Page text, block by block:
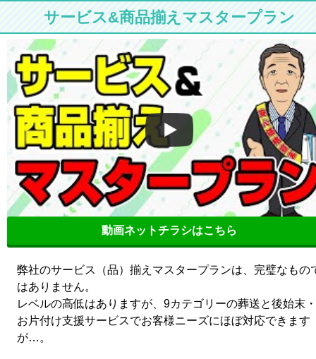
サービス&商品揃えマスタープラン
動画ネットチラシはこちら
弊社のサービス（品）揃えマスタープランは、完璧なもの
はありません。
レベルの高低はありますが、9カテゴリーの葬送と後始末・
お片付け支援サービスでお客様ニーズにほぼ対応できます
が…。